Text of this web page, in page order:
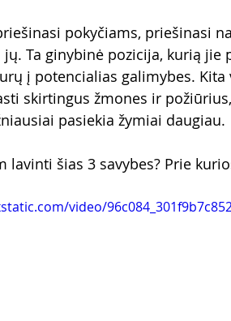
pokyčiams, priešinasi
Ta ginybinė pozicija, kurią
į potencialias galimybes.
skirtingus žmones ir
pasiekia žymiai daugiau.
lavinti šias 3 savybes? Prie
video/